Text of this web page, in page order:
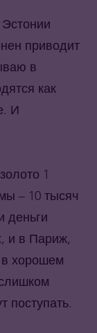
приводит
в
как
И
1
– 10 тысяч
деньги
и в Париж,
в хорошем
поступать.